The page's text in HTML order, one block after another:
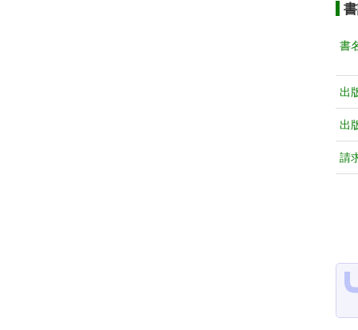
書
出
出
請